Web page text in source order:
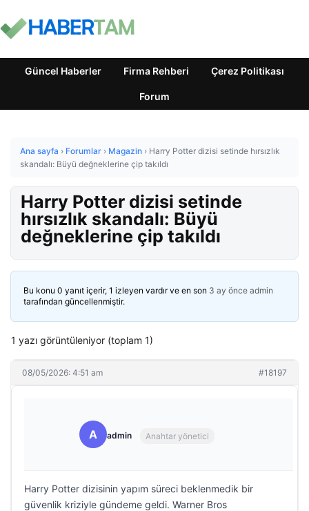
Güncel Haberler Firma Rehberi Çerez Politikası
Forum
Ana sayfa › Forumlar › Magazin › Harry Potter dizisi setinde hırsızlık
skandalı: Büyü değneklerine çip takıldı
Harry Potter dizisi setinde
hırsızlık skandalı: Büyü
değneklerine çip takıldı
Bu konu 0 yanıt içerir, 1 izleyen vardır ve en son 3 ay önce admin
tarafından güncellenmiştir.
1 yazı görüntüleniyor (toplam 1)
08/05/2026: 4:51 am #18197
A admin Anahtar yönetici
Harry Potter dizisinin yapım süreci beklenmedik bir
güvenlik kriziyle gündeme geldi. Warner Bros